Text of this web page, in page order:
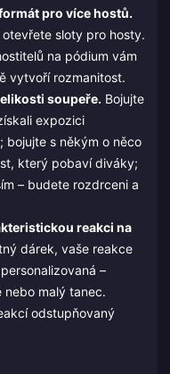
pro více hostů.
sloty pro hosty.
na pódium vám
vytvoří rozmanitost.
soupeře. Bojujte
expozici
bojujte s někým o něco
který pobaví diváky;
– budete rozdrceni a
reakci na
dárek, vaše reakce
–
nebo malý tanec.
odstupňovaný